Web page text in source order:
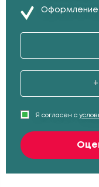
Оформление
Я согласен с